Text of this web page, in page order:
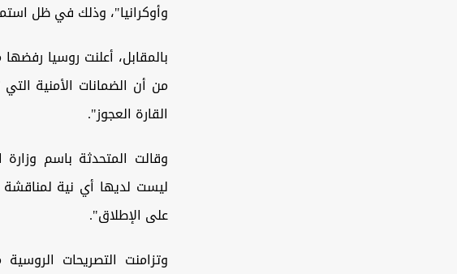
وأوكرانيا"، وذلك في ظل
بالمقابل، أعلنت روسيا
من أن الضمانات الأمنية
القارة العجوز".
وقالت المتحدثة باسم وزارة
ليست لديها أي نية
على الإطلاق".
وتزامنت التصريحات